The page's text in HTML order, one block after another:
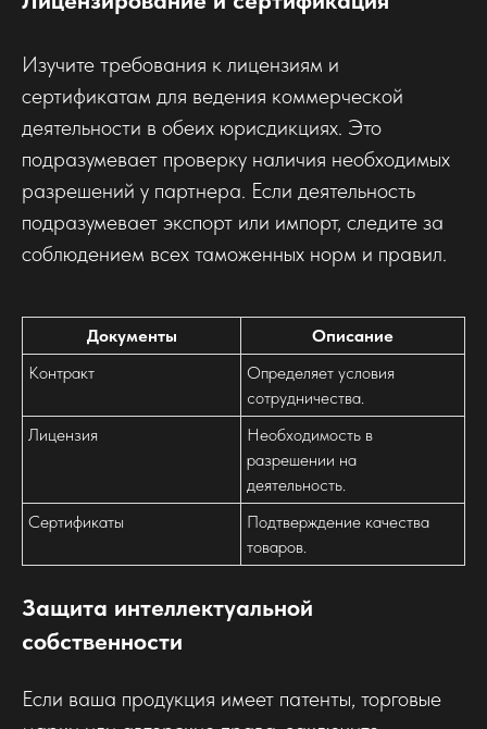
Изучите требования к лицензиям и
сертификатам для ведения коммерческой
деятельности в обеих юрисдикциях. Это
подразумевает проверку наличия необходимых
разрешений у партнера. Если деятельность
подразумевает экспорт или импорт, следите за
соблюдением всех таможенных норм и правил.
Документы
Описание
Контракт
Определяет условия
сотрудничества.
Лицензия
Необходимость в
разрешении на
деятельность.
Сертификаты
Подтверждение качества
товаров.
Защита интеллектуальной
собственности
Если ваша продукция имеет патенты, торговые